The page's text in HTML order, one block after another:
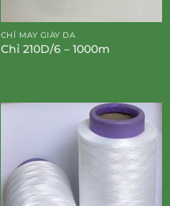
CHỈ MAY GIÀY DA
Chỉ 210D/6 – 1000m